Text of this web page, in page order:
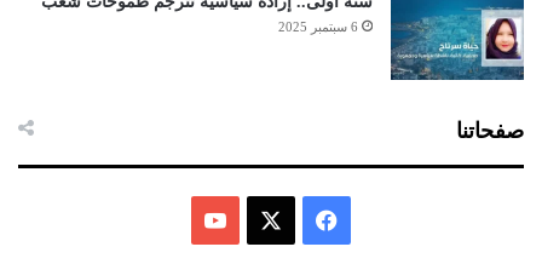
6 سبتمبر 2025
صفحاتنا